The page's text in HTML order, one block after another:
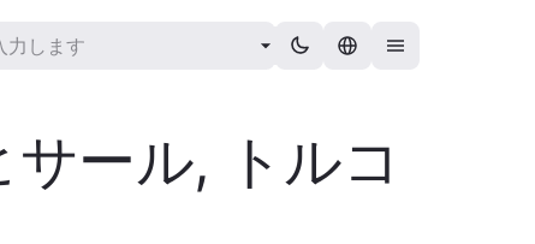
サール, トルコ